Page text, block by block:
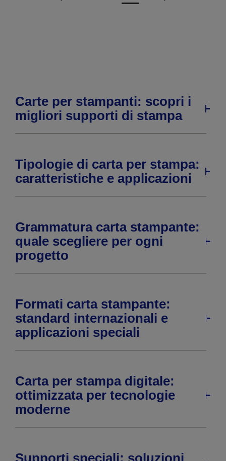
Carte per stampanti: scopri i
migliori supporti di stampa
Tipologie di carta per stampa:
caratteristiche e applicazioni
Grammatura carta stampante:
quale scegliere per ogni
progetto
Formati carta stampante:
standard internazionali e
applicazioni speciali
Carta per stampa digitale:
ottimizzata per tecnologie
moderne